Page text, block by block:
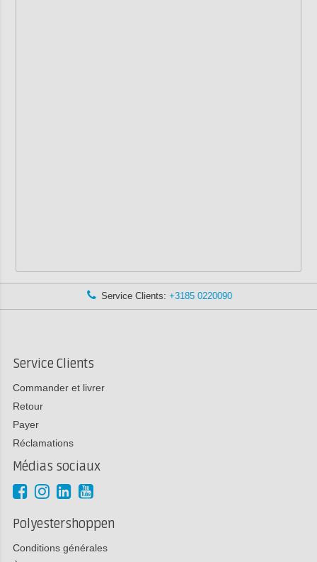
Service Clients: +3185 0220090
Service Clients
Commander et livrer
Retour
Payer
Réclamations
Médias sociaux
Polyestershoppen
Conditions générales